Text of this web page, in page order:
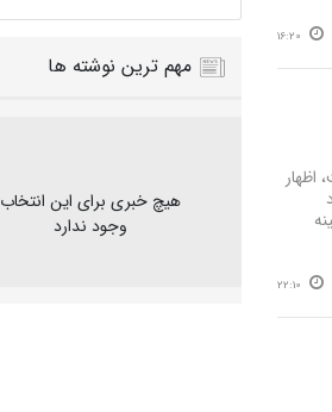
16:20
اظهار
22:10
مهم ترین نوشته ها
هیچ خبری برای این انتخاب
وجود ندارد